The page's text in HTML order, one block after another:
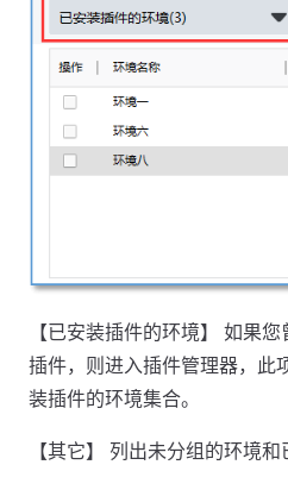
【已安装插件的环境】 如果
插件，则进入插件管理器，此
装插件的环境集合。
【其它】 列出未分组的环境和